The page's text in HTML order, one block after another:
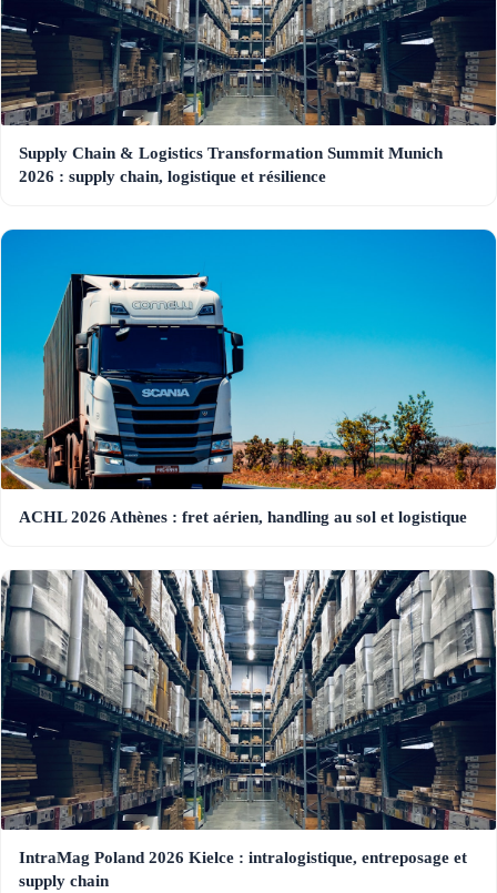
Supply Chain & Logistics Transformation Summit Munich
2026 : supply chain, logistique et résilience
ACHL 2026 Athènes : fret aérien, handling au sol et logistique
IntraMag Poland 2026 Kielce : intralogistique, entreposage et
supply chain